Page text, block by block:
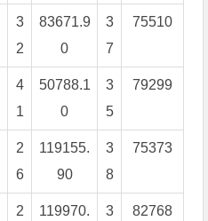
3
2
83671.9
0
3
7
75510
4
1
50788.1
0
3
5
79299
2
6
119155.
90
3
8
75373
2
119970.
3
82768